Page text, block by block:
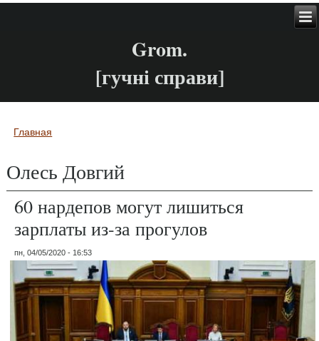
Grom.
[гучні справи]
Вы здесь
Главная
Олесь Довгий
60 нардепов могут лишиться
зарплаты из-за прогулов
пн, 04/05/2020 - 16:53